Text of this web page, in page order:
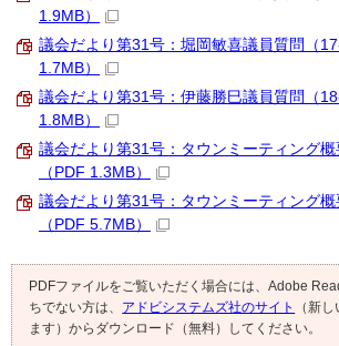
1.9MB）
議会だより第31号：堀岡敏喜議員質問（
1.7MB）
議会だより第31号：伊藤勝巳議員質問（
1.8MB）
議会だより第31号：タウンミーティング概
（PDF 1.3MB）
議会だより第31号：タウンミーティング概
（PDF 5.7MB）
PDFファイルをご覧いただく場合には、Adobe
ちでない方は、 アドビシステムズ社のサイト
（新
ます）からダウンロード（無料）してください。